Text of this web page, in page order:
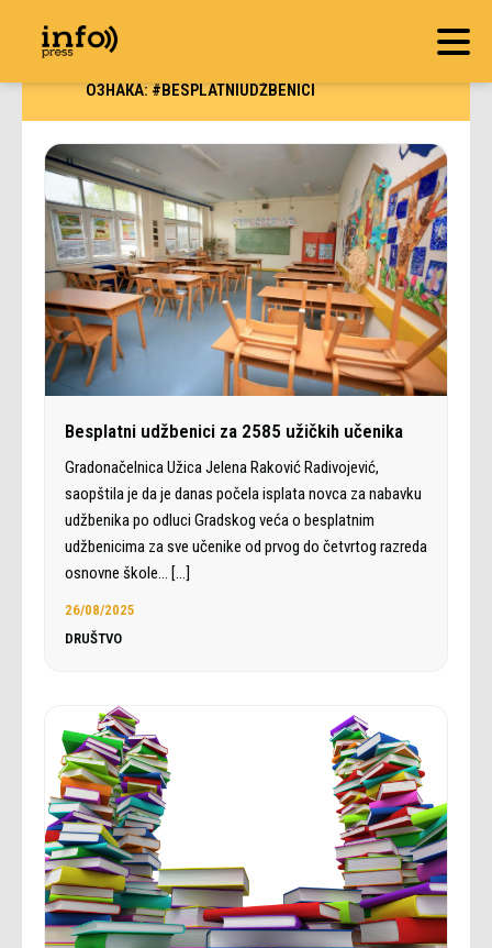
ОЗНАКА:#BESPLATNIUDŽBENICI
Besplatni udžbenici za 2585 užičkih učenika
Gradonačelnica Užica Jelena Raković Radivojević,
saopštila je da je danas počela isplata novca za nabavku
udžbenika po odluci Gradskog veća o besplatnim
udžbenicima za sve učenike od prvog do četvrtog razreda
osnovne škole… […]
26/08/2025
DRUŠTVO